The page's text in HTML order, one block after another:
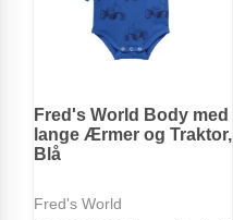
Fred's World Body med
lange Ærmer og Traktor,
Blå
Fred's World